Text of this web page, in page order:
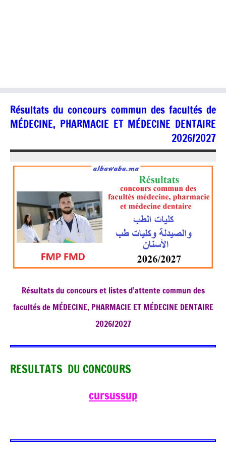
Résultats du concours commun des facultés de
MÉDECINE, PHARMACIE ET MÉDECINE DENTAIRE
2026/2027
Résultats du concours et listes d’attente commun des
facultés de MÉDECINE, PHARMACIE ET MÉDECINE DENTAIRE
2026/2027
RESULTATS DU CONCOURS
cursussup